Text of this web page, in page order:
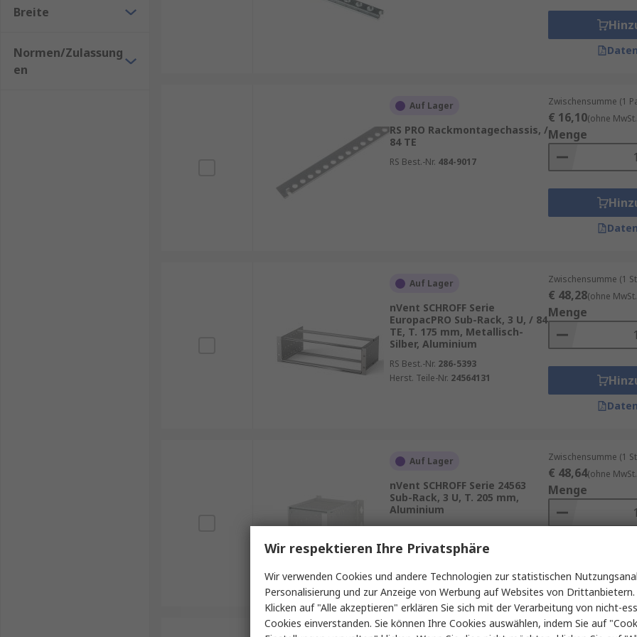
Breite
Normen/Zulassung
en
Auf Lager
RS PRO Rackmontagechassis, /
84 TE
RS Best.-Nr. 484-9017
Zwischensumme (1
€ 16,10(ohne
Menge
Auf Lager
nVent SCHROFF Serie
EuropacPRO Sub-Rack, 3 U, / 84
TE, T. 175 mm, Metallisch-
Silber, Aluminium
RS Best.-Nr. 286-5393
Herst. Teile-Nr. 24564131
Zwischensumme (1
€ 48,28(ohne
Menge
Auf Lager
nVent SCHROFF Serie 24563
Sub-Rack, 3 U, T. 205 mm,
Aluminium
RS Best.-Nr.287-9797
Herst. Teile-Nr.24563107
Zwischensumme (1
€ 48,64(ohne
Menge
Zwischensumme (1
Wir respektieren Ihre Privatsphäre
Wir verwenden Cookies und andere Technologien zur statistischen
Personalisierung und zur Anzeige von Werbung auf Websites von
Klicken auf "Alle akzeptieren" erklären Sie sich mit der Verarbeitung von nicht-
Cookies einverstanden. Sie können Ihre Cookies auswählen, indem Sie auf